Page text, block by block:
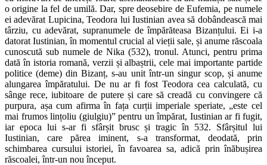
o origine la fel de umilă. Dar, spre deosebire de Eufemia, pe numele
ei adevărat Lupicina, Teodora lui Iustinian avea să dobândească mai
târziu, cu adevărat, supranumele de împărăteasa Bizanțului. Ei i-a
datorat Iustinian, în momentul crucial al vieții sale, și anume răscoala
cunoscută sub numele de Nika (532), tronul. Atunci, pentru prima
dată în istoria romană, verzii și albaștrii, cele mai importante partide
politice (deme) din Bizanț, s-au unit într-un singur scop, și anume
alungarea împăratului. De nu ar fi fost Teodora cea calculată, cu
sânge rece, iubitoare de putere și care să creadă cu convingere că
purpura, așa cum afirma în fața curții imperiale speriate, „este cel
mai frumos lințoliu (giulgiu)” pentru un împărat, Iustinian ar fi fugit,
iar epoca lui s-ar fi sfârșit brusc și tragic în 532. Sfârșitul lui
Iustinian, care părea iminent, s-a transformat, deodată, prin
schimbarea cursului istoriei, în favoarea sa, adică prin înăbușirea
răscoalei, într-un nou început.